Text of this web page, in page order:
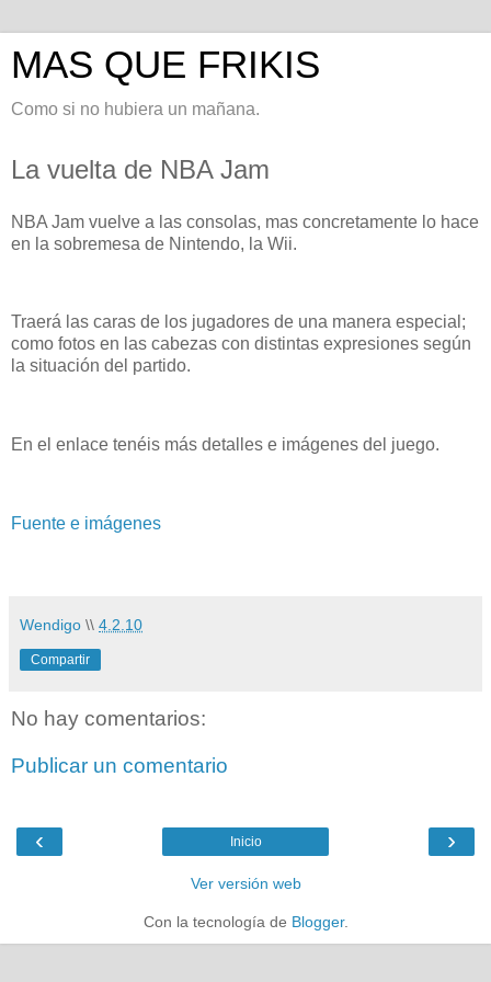
MAS QUE FRIKIS
Como si no hubiera un mañana.
La vuelta de NBA Jam
NBA Jam vuelve a las consolas, mas concretamente lo hace
en la sobremesa de Nintendo, la Wii.
Traerá las caras de los jugadores de una manera especial;
como fotos en las cabezas con distintas expresiones según
la situación del partido.
En el enlace tenéis más detalles e imágenes del juego.
Fuente e imágenes
Wendigo \\ 4.2.10
Compartir
No hay comentarios:
Publicar un comentario
‹ ›
Inicio
Ver versión web
Con la tecnología de Blogger.